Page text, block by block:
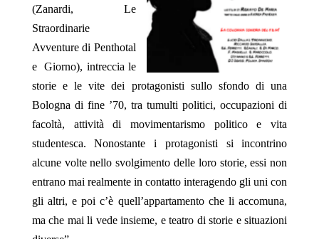
(Zanardi, Le
Straordinarie
Avventure di Penthotal
e Giorno), intreccia le
storie e le vite dei protagonisti sullo sfondo di una
Bologna di fine ’70, tra tumulti politici, occupazioni di
facoltà, attività di movimentarismo politico e vita
studentesca. Nonostante i protagonisti si incontrino
alcune volte nello svolgimento delle loro storie, essi non
entrano mai realmente in contatto interagendo gli uni con
gli altri, e poi c’è quell’appartamento che li accomuna,
ma che mai li vede insieme, e teatro di storie e situazioni